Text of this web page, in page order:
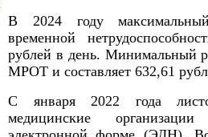
В 2024 году
временной
рублей в день. Минимальный
МРОТ и составляет 632,61
С января 2022 года
медицинские